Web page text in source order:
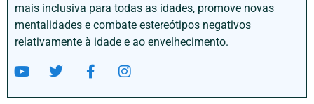
mais inclusiva para todas as idades, promove novas
mentalidades e combate estereótipos negativos
relativamente à idade e ao envelhecimento.